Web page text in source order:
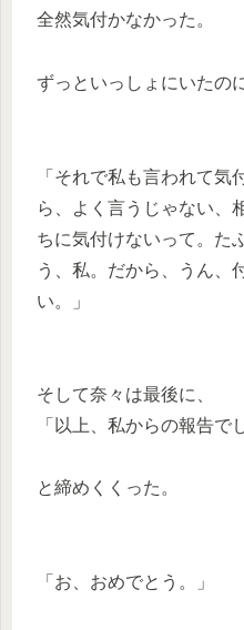
全然気付かなかった。
ずっといっしょにいたのに
「それで私も言われて
ら、よく言うじゃない、
ちに気付けないって。た
う、私。だから、うん、
い。」
そして奈々は最後に、
「以上、私からの報告で
と締めくくった。
「お、おめでとう。」